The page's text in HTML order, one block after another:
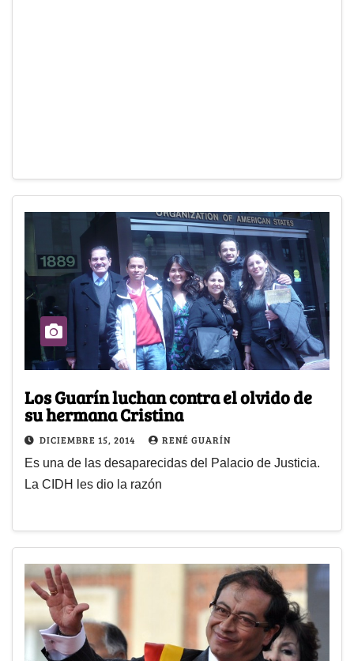
Los Guarín luchan contra el olvido de
su hermana Cristina
DICIEMBRE 15, 2014 RENÉ GUARÍN
Es una de las desaparecidas del Palacio de Justicia.
La CIDH les dio la razón